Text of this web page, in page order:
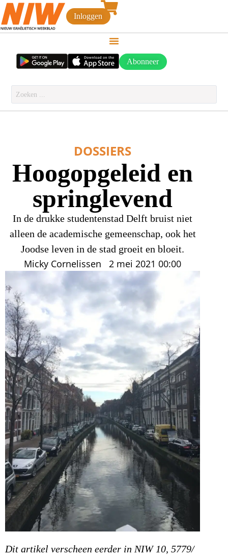
Inloggen
Abonneer
DOSSIERS
Hoogopgeleid en
springlevend
In de drukke studentenstad Delft bruist niet
alleen de academische gemeenschap, ook het
Joodse leven in de stad groeit en bloeit.
Micky Cornelissen 2 mei 2021 00:00
Dit artikel verscheen eerder in NIW 10, 5779/